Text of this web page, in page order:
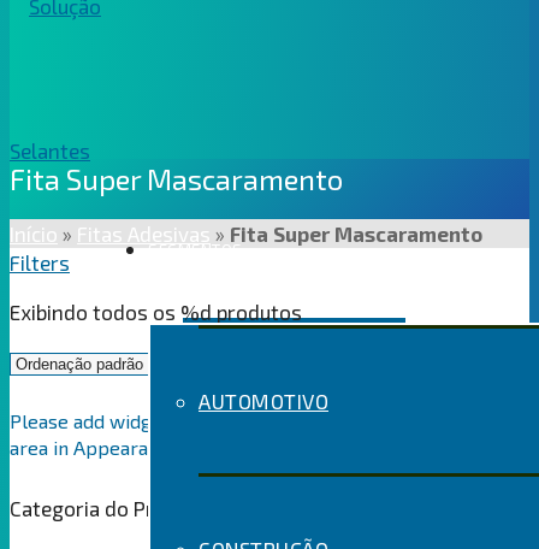
SEGMENTOS
AUTOMOTIVO
Fita Super Mascaramento
Início » Fitas Adesivas » Fita Super Mascaramento
Filters
Exibindo todos os %d produtos
Please add widgets to the WooCommerce Filters widget
area in Appearance > Widgets
Categoria do Produto